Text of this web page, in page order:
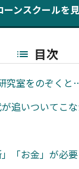
ーンスクールを
目次
究室をのぞくと
追いついてこな
「お金」が必要